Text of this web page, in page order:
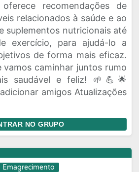
recomendações de
​​relacionados à saúde e ao
suplementos nutricionais até
exercício, para ajudá-lo a
de forma mais eficaz.
vamos caminhar juntos rumo
saudável e feliz! 🌱💪🌟
amigos Atualizações
NO GRUPO
Emagrecimento